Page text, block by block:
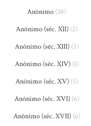
Anônimo (38)
Anônimo (séc. XII)(2)
Anônimo (séc. XIII)(5)
Anônimo (séc. XIV)(1)
Anônimo (séc. XV)(5)
Anônimo (séc. XVI)(6)
Anônimo (séc. XVII)(6)